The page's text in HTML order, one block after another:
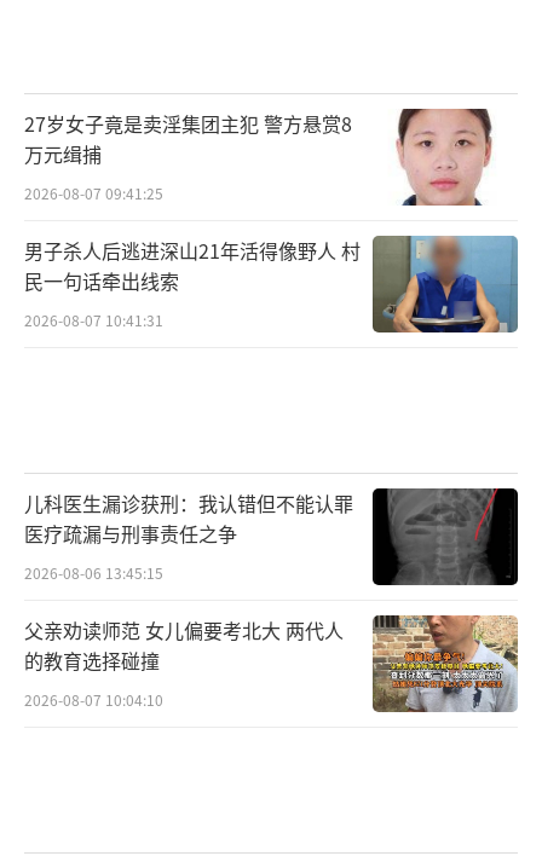
27岁女子竟是卖淫集团主犯 警方悬赏8
万元缉捕
2026-08-07 09:41:25
男子杀人后逃进深山21年活得像野人 村
民一句话牵出线索
2026-08-07 10:41:31
儿科医生漏诊获刑：我认错但不能认罪
医疗疏漏与刑事责任之争
2026-08-06 13:45:15
父亲劝读师范 女儿偏要考北大 两代人
的教育选择碰撞
2026-08-07 10:04:10